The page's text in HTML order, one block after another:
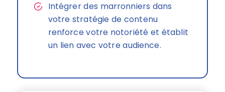
Intégrer des marronniers dans
votre stratégie de contenu
renforce votre notoriété et établit
un lien avec votre audience.